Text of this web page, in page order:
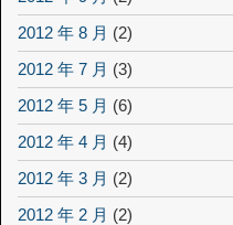
2012 年 8 月 (2)
2012 年 7 月 (3)
2012 年 5 月 (6)
2012 年 4 月 (4)
2012 年 3 月 (2)
2012 年 2 月 (2)